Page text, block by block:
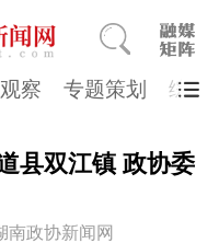
察 专题策划 综合
县双江镇 政协委
南政协新闻网